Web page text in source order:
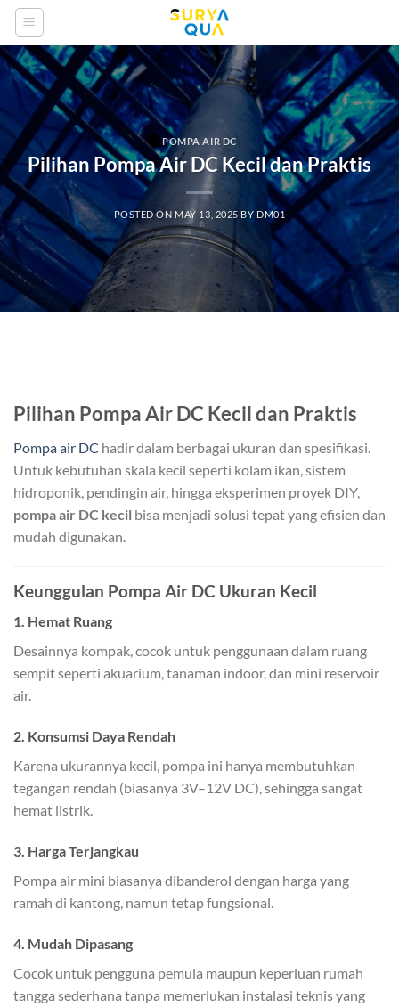
Skip
content
POMPA AIR DC
Pilihan Pompa Air DC Kecil dan Praktis
POSTED ON MAY 13, 2025 BY DM01
Pilihan Pompa Air DC Kecil dan Praktis
Pompa air DC hadir dalam berbagai ukuran dan spesifikasi.
Untuk kebutuhan skala kecil seperti kolam ikan, sistem
hidroponik, pendingin air, hingga eksperimen proyek DIY,
pompa air DC kecil bisa menjadi solusi tepat yang efisien dan
mudah digunakan.
Keunggulan Pompa Air DC Ukuran Kecil
1. Hemat Ruang
Desainnya kompak, cocok untuk penggunaan dalam ruang
sempit seperti akuarium, tanaman indoor, dan mini reservoir
air.
2. Konsumsi Daya Rendah
Karena ukurannya kecil, pompa ini hanya membutuhkan
tegangan rendah (biasanya 3V–12V DC), sehingga sangat
hemat listrik.
3. Harga Terjangkau
Pompa air mini biasanya dibanderol dengan harga yang
ramah di kantong, namun tetap fungsional.
4. Mudah Dipasang
Cocok untuk pengguna pemula maupun keperluan rumah
tangga sederhana tanpa memerlukan instalasi teknis yang